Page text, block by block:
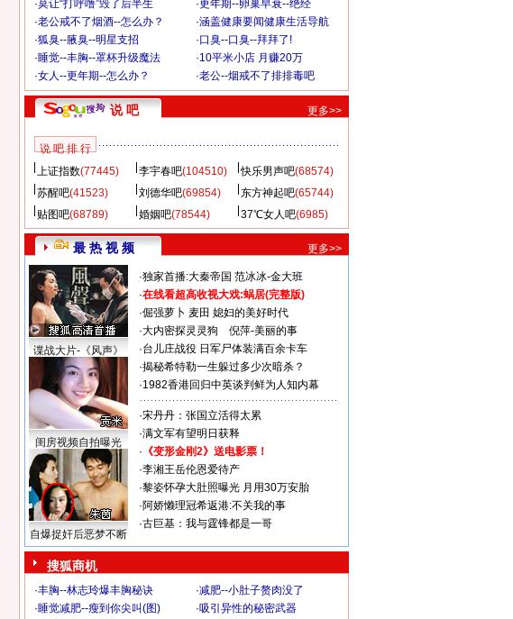
·莫让“打呼噜”毁了后半生 ·更年期--卵巢早衰--绝经
·老公戒不了烟酒--怎么办？ ·涵盖健康要闻健康生活导航
·狐臭--腋臭--明星支招 ·口臭--口臭--拜拜了!
·睡觉--丰胸--罩杯升级魔法 ·10平米小店 月赚20万
·女人--更年期--怎么办？ ·老公--烟戒不了排排毒吧
说 吧 更多>>
说 吧 排 行
上证指数(77445) 李宇春吧(104510) 快乐男声吧(68574)
苏醒吧(41523) 刘德华吧(69854) 东方神起吧(65744)
贴图吧(68789) 婚姻吧(78544) 37℃女人吧(6985)
最 热 视 频 更多>>
谍战大片-《风声》
闺房视频自拍曝光
自爆捉奸后恶梦不断
·独家首播:大秦帝国 范冰冰-金大班
·在线看超高收视大戏:蜗居(完整版)
·倔强萝卜 麦田 媳妇的美好时代
·大内密探灵灵狗
倪萍-美丽的事
·台儿庄战役 日军尸体装满百余卡车
·揭秘希特勒一生躲过多少次暗杀？
·1982香港回归中英谈判鲜为人知内幕
·宋丹丹：张国立活得太累
·满文军有望明日获释
· 《变形金刚2》送电影票！
·李湘王岳伦恩爱待产
·黎姿怀孕大肚照曝光 月用30万安胎
·阿娇懒理冠希返港:不关我的事
·古巨基：我与霆锋都是一哥
搜狐商机
·丰胸--林志玲爆丰胸秘诀 ·减肥--小肚子赘肉没了
·睡觉减肥--瘦到你尖叫(图) ·吸引异性的秘密武器